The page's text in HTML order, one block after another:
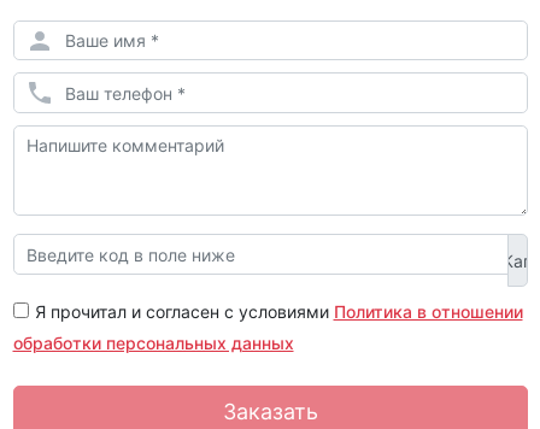
Я прочитал и согласен с условиями Политика в отношении
обработки персональных данных
Заказать